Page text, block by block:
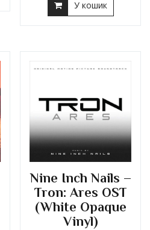
У кошик
Nine Inch Nails –
Tron: Ares OST
(White Opaque
Vinyl)